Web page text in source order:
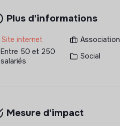
Plus d'informations
Site internet
Association
Entre 50 et 250
salariés
Social
Mesure d'impact